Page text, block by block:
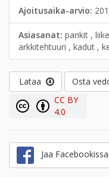
Ajoitusaika-arvio:
Asiasanat: pankit ,
arkkitehtuuri , kadut ,
Lataa
Osta
CC BY
4.0
Jaa Facebookissa